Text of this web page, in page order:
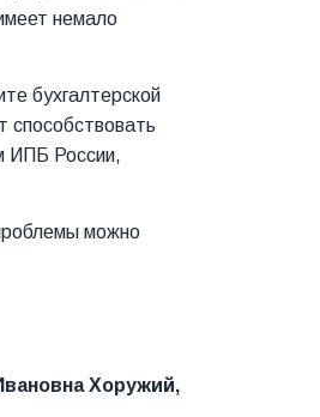
немало
бухгалтерской
способствовать
ИПБ России,
можно
Хоружий,